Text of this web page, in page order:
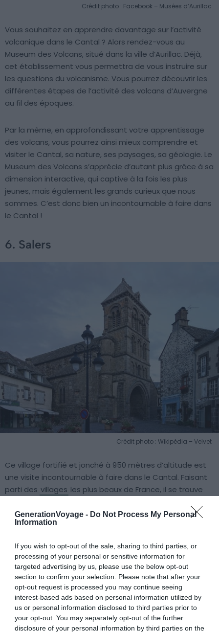
GenerationVoyage - Do Not Process My Personal
Information
If you wish to opt-out of the sale, sharing to third parties, or
processing of your personal or sensitive information for
targeted advertising by us, please use the below opt-out
section to confirm your selection. Please note that after your
opt-out request is processed you may continue seeing
interest-based ads based on personal information utilized by
us or personal information disclosed to third parties prior to
your opt-out. You may separately opt-out of the further
disclosure of your personal information by third parties on the
Crédit photo : Facebook – Musées d’Aurillac
Vous souhaitez en apprendre davantage sur l’activité
volcanique dans le Cantal ? Alors rendez-vous au
Museum des Volcans, situé dans la ville d’Aurillac. Déjà,
cet établissement vous permettra de vous instruire sur
les questions du volcanisme. Vous pourrez découvrir les
différentes étapes de l’activité des volcans d’Auvergne
au fil des époques.
Par la même, en approfondissant votre apprentissage
des volcans, vous pourrez ainsi mieux comprendre et
visiter le Cantal, sa nature, ses paysages, sa géologie. Le
Museum des Volcans s’apprécie d’autant plus grâce à sa
dimension interactive, qui captive à la fois les plus
jeunes, mais également les grands curieux que nous
sommes. C’est donc bien un incontournable à faire dans
le Cantal !
6. Salers
Crédit photo : Wikipédia – Velvet
Ce village fortifié et jonché à 950 mètres d’altitude est
une visite incontournable à faire dans le Cantal. Faisant
parti des villages les plus beaux de France, il se trouve
volcans d’Auvergne. Et… ça se voit ! En effet, Salers est
réputé pour ses maisons atypiques qui datent du XVIe
Par ailleurs, si vous êtes férus de bonne gastronomie
locale, nous vous conseillons de goûter au fromage de
Salers qui fait la bonne réputation de la ville. Ce dernier
est produit pendant 7 mois seulement, et conçu
uniquement avec le lait des vaches de la race Salers.
Bon appétit bien sûr !